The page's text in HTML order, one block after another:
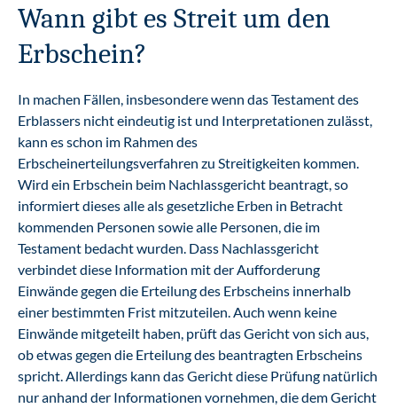
Wann gibt es Streit um den
Erbschein?
In machen Fällen, insbesondere wenn das Testament des
Erblassers nicht eindeutig ist und Interpretationen zulässt,
kann es schon im Rahmen des
Erbscheinerteilungsverfahren zu Streitigkeiten kommen.
Wird ein Erbschein beim Nachlassgericht beantragt, so
informiert dieses alle als gesetzliche Erben in Betracht
kommenden Personen sowie alle Personen, die im
Testament bedacht wurden. Dass Nachlassgericht
verbindet diese Information mit der Aufforderung
Einwände gegen die Erteilung des Erbscheins innerhalb
einer bestimmten Frist mitzuteilen. Auch wenn keine
Einwände mitgeteilt haben, prüft das Gericht von sich aus,
ob etwas gegen die Erteilung des beantragten Erbscheins
spricht. Allerdings kann das Gericht diese Prüfung natürlich
nur anhand der Informationen vornehmen, die dem Gericht